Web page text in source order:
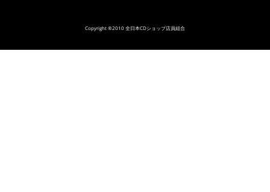
Copyright ®2010 全日本CDショップ店員組合